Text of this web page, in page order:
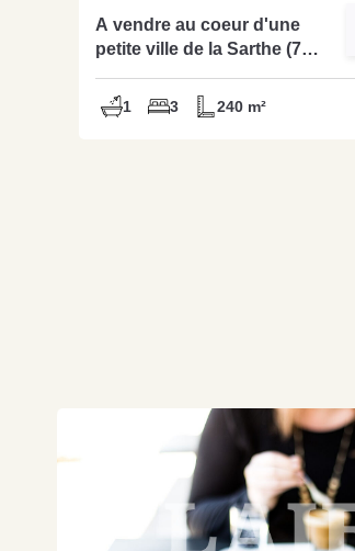
A vendre au coeur d'une
petite ville de la Sarthe (72)
10820
1 3 240 m²